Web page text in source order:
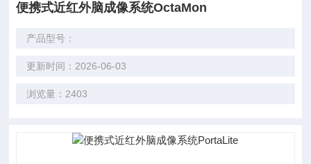
便携式近红外脑成像系统OctaMon
产品型号：
更新时间：2026-06-03
浏览量：2403